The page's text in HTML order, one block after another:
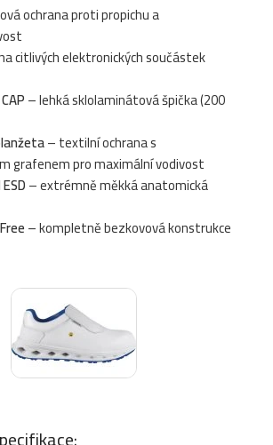
ochrana proti propichu a
citlivých elektronických součástek
– lehká sklolaminátová špička (200
– textilní ochrana s
grafenem pro maximální vodivost
– extrémně měkká anatomická
– kompletně bezkovová konstrukce